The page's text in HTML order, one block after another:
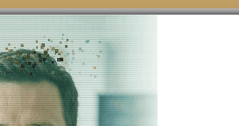
Blansko (5)
Brno-město (20)
Brno-venkov (2)
Bruntál (6)
Břeclav (5)